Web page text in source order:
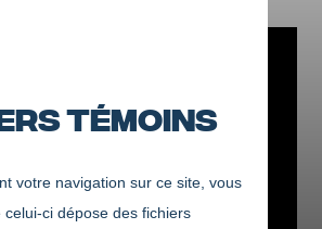
témoins
votre navigation sur ce site, vous
celui-ci dépose des fichiers